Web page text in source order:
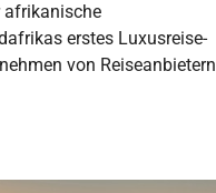
afrikanische
erstes Luxusreise-
von Reiseanbietern